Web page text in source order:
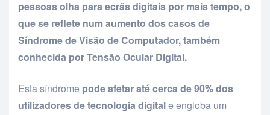
pessoas olha para ecrãs digitais por mais tempo, o
que se reflete num aumento dos casos de
Síndrome de Visão de Computador, também
conhecida por Tensão Ocular Digital.
Esta síndrome pode afetar até cerca de 90% dos
utilizadores de tecnologia digitale engloba um